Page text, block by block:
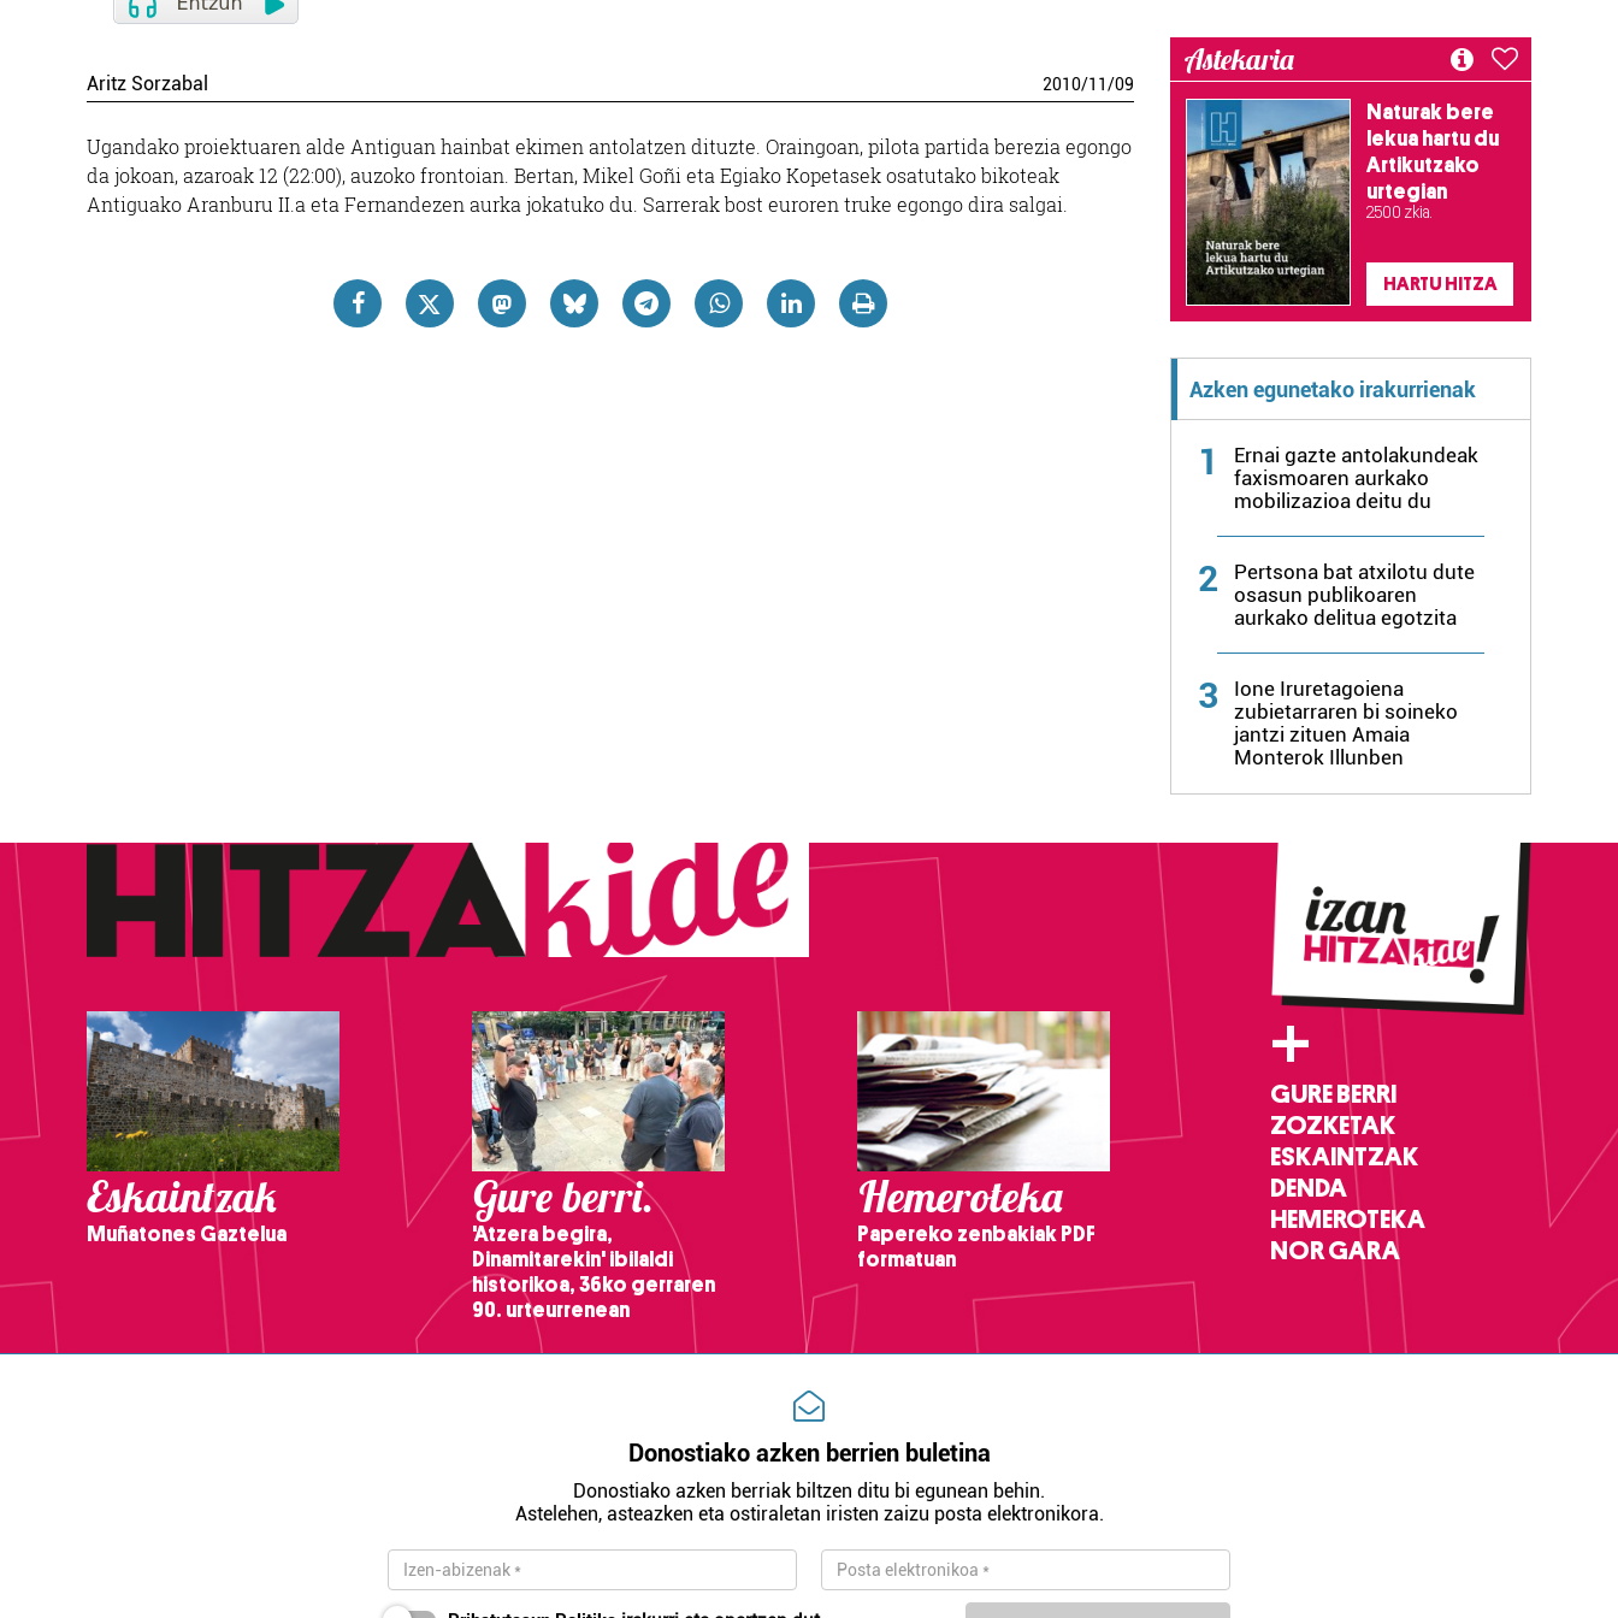
Aritz Sorzabal 2010/11/09
Ugandako proiektuaren alde Antiguan hainbat ekimen antolatzen dituzte. Oraingoan, pilota partida berezia egongo
da jokoan, azaroak 12 (22:00), auzoko frontoian. Bertan, Mikel Goñi eta Egiako Kopetasek osatutako bikoteak
Antiguako Aranburu II.a eta Fernandezen aurka jokatuko du. Sarrerak bost euroren truke egongo dira salgai.
Astekaria
Naturak bere
lekua hartu du
Artikutzako
urtegian
2.500 zkia.
HARTU HITZA
Azken egunetako irakurrienak
1
Ernai gazte antolakundeak
faxismoaren aurkako
mobilizazioa deitu du
2
Pertsona bat atxilotu dute
osasun publikoaren
aurkako delitua egotzita
3
Ione Iruretagoiena
zubietarraren bi soineko
jantzi zituen Amaia
Monterok Illunben
Eskaintzak
Muñatones Gaztelua
Gure berri.
'Atzera begira,
Dinamitarekin' ibilaldi
historikoa, 36ko gerraren
90. urteurrenean
Hemeroteka
Papereko zenbakiak PDF
formatuan
+
GURE BERRI
ZOZKETAK
ESKAINTZAK
DENDA
HEMEROTEKA
NOR GARA
Donostiako azken berrien buletina
Donostiako azken berriak biltzen ditu bi egunean behin.
Astelehen, asteazken eta ostiraletan iristen zaizu posta elektronikora.